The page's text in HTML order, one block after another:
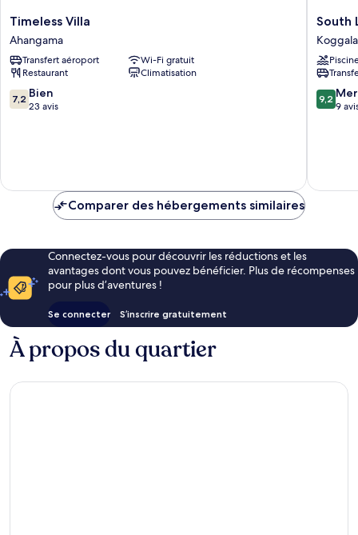
Timeless
Villa
Ahangama
Timeless Villa
Ahangama
Transfert aéroport
Wi-Fi gratuit
Restaurant
Climatisation
7.2
sur
7,2 Bien
23 avis
South
Lake
Resort
Koggala
Koggala
South
Koggala
9.2
sur
9,2
9
Comparer des hébergements similaires
Connectez-vous pour découvrir les réductions et les
avantages dont vous pouvez bénéficier. Plus de récompenses
pour plus d’aventures !
Se connecter S’inscrire gratuitement
À propos du quartier